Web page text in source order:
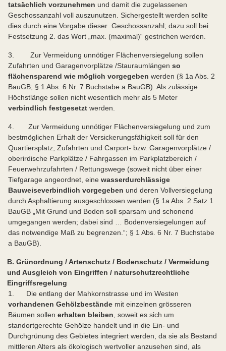
tatsächlich vorzunehmen und damit die zugelassenen
Geschossanzahl voll auszunutzen. Sichergestellt werden sollte
dies durch eine Vorgabe dieser Geschossanzahl; dazu soll bei
Festsetzung 2. das Wort „max. (maximal)“ gestrichen werden.
3. Zur Vermeidung unnötiger Flächenversiegelung sollen
Zufahrten und Garagenvorplätze /Stauraumlängen so
flächensparend wie möglich vorgegeben werden (§ 1a Abs. 2
BauGB; § 1 Abs. 6 Nr. 7 Buchstabe a BauGB). Als zulässige
Höchstlänge sollen nicht wesentlich mehr als 5 Meter
verbindlich festgesetzt werden.
4. Zur Vermeidung unnötiger Flächenversiegelung und zum
bestmöglichen Erhalt der Versickerungsfähigkeit soll für den
Quartiersplatz, Zufahrten und Carport- bzw. Garagenvorplätze /
oberirdische Parkplätze / Fahrgassen im Parkplatzbereich /
Feuerwehrzufahrten / Rettungswege (soweit nicht über einer
Tiefgarage angeordnet, eine wasserdurchlässige
Bauweiseverbindlich vorgegeben und deren Vollversiegelung
durch Asphaltierung ausgeschlossen werden (§ 1a Abs. 2 Satz 1
BauGB „Mit Grund und Boden soll sparsam und schonend
umgegangen werden; dabei sind … Bodenversiegelungen auf
das notwendige Maß zu begrenzen.“; § 1 Abs. 6 Nr. 7 Buchstabe
a BauGB).
B. Grünordnung / Artenschutz / Bodenschutz / Vermeidung
und Ausgleich von Eingriffen / naturschutzrechtliche
Eingriffsregelung
1. Die entlang der Mahkornstrasse und im Westen
vorhandenen Gehölzbestände mit einzelnen grösseren
Bäumen sollen erhalten bleiben , soweit es sich um
standortgerechte Gehölze handelt und in die Ein- und
Durchgrünung des Gebietes integriert werden, da sie als Bestand
mittleren Alters als ökologisch wertvoller anzusehen sind, als